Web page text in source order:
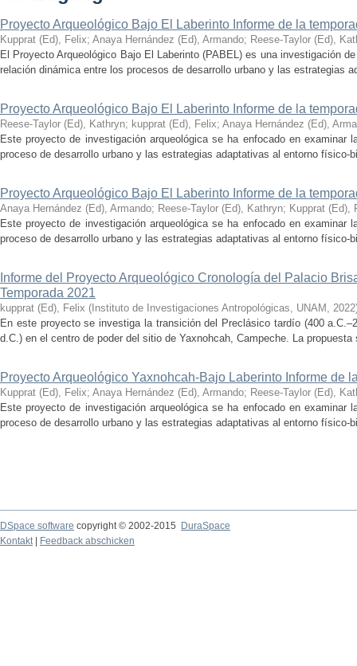
Proyecto Arqueológico Bajo El Laberinto Informe de la
Kupprat (Ed), Felix; Anaya Hernández (Ed), Armando; Reese-Taylor (Ed),
El Proyecto Arqueológico Bajo El Laberinto (PABEL) es una investigación
relación dinámica entre los procesos de desarrollo urbano y las estrategias
Proyecto Arqueológico Bajo El Laberinto Informe de la
Reese-Taylor (Ed), Kathryn; kupprat (Ed), Felix; Anaya Hernández (Ed),
Este proyecto de investigación arqueológica se ha enfocado en examinar
proceso de desarrollo urbano y las estrategias adaptativas al entorno físico-
Proyecto Arqueológico Bajo El Laberinto Informe de la
Anaya Hernández (Ed), Armando; Reese-Taylor (Ed), Kathryn; Kupprat (Ed),
Este proyecto de investigación arqueológica se ha enfocado en examinar
proceso de desarrollo urbano y las estrategias adaptativas al entorno físico-
Informe del Proyecto Arqueológico Cronología del Palacio
Temporada 2021
kupprat (Ed), Felix ( Instituto de Investigaciones Antropológicas, UNAM , 2022
En este proyecto se investiga la transición del Preclásico tardío (400
d.C.) en el centro de poder del sitio de Yaxnohcah, Campeche. La
Proyecto Arqueológico Yaxnohcah-Bajo Laberinto Informe de
Kupprat (Ed), Felix; Anaya Hernández (Ed), Armando; Reese-Taylor (Ed),
Este proyecto de investigación arqueológica se ha enfocado en examinar
proceso de desarrollo urbano y las estrategias adaptativas al entorno físico-
DSpace software copyright © 2002-2015
DuraSpace
Kontakt| Feedback abschicken